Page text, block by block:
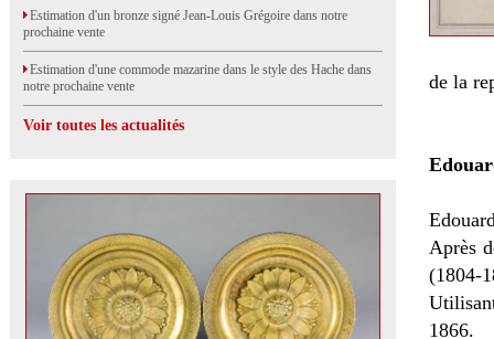
Estimation d'un bronze signé Jean-Louis Grégoire dans notre
prochaine vente
Estimation d'une commode mazarine dans le style des Hache dans
notre prochaine vente
Voir toutes les actualités
de la
Après
(1804-
1866.